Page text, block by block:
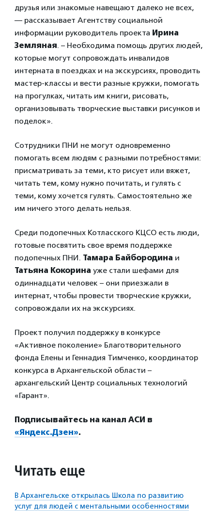
друзья или знакомые навещают далеко не всех,
— рассказывает Агентству социальной
информации руководитель проекта Ирина
Земляная. – Необходима помощь других людей,
которые могут сопровождать инвалидов
интерната в поездках и на экскурсиях, проводить
мастер-классы и вести разные кружки, помогать
на прогулках, читать им книги, рисовать,
организовывать творческие выставки рисунков и
поделок».
Сотрудники ПНИ не могут одновременно
помогать всем людям с разными потребностями:
присматривать за теми, кто рисует или вяжет,
читать тем, кому нужно почитать, и гулять с
теми, кому хочется гулять. Самостоятельно же
им ничего этого делать нельзя.
Среди подопечных Котласского КЦСО есть люди,
готовые посвятить свое время поддержке
подопечных ПНИ. Тамара Байбородина и
Татьяна Кокорина уже стали шефами для
одиннадцати человек – они приезжали в
интернат, чтобы провести творческие кружки,
сопровождали их на экскурсиях.
Проект получил поддержку в конкурсе
«Активное поколение» Благотворительного
фонда Елены и Геннадия Тимченко, координатор
конкурса в Архангельской области –
архангельский Центр социальных технологий
«Гарант».
Подписывайтесь на канал АСИ в
«Яндекс.Дзен».
Читать еще
В Архангельске открылась Школа по развитию
услуг для людей с ментальными особенностями